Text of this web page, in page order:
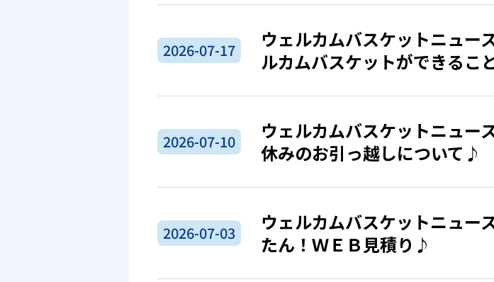
2026-07-17
ウェルカムバスケットニュ
ルカムバスケットができるこ
2026-07-10
ウェルカムバスケットニュ
休みのお引っ越しについて♪
2026-07-03
ウェルカムバスケットニュ
たん！ＷＥＢ見積り♪